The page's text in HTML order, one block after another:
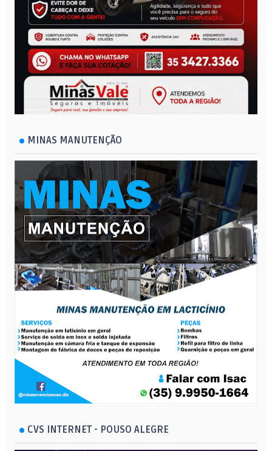
MINAS MANUTENÇÃO
CVS INTERNET - POUSO ALEGRE